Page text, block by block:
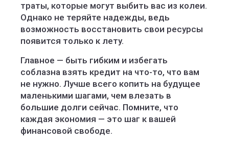
траты, которые могут выбить вас из колеи.
Однако не теряйте надежды, ведь
возможность восстановить свои ресурсы
появится только к лету.
Главное — быть гибким и избегать
соблазна взять кредит на что-то, что вам
не нужно. Лучше всего копить на будущее
маленькими шагами, чем влезать в
большие долги сейчас. Помните, что
каждая экономия — это шаг к вашей
финансовой свободе.